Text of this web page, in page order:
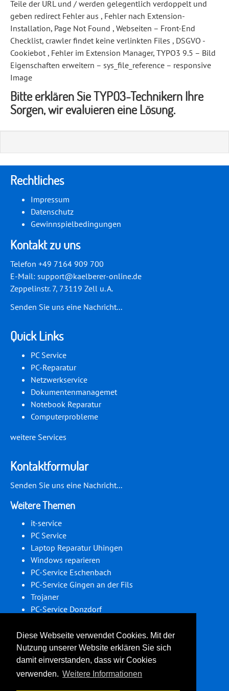
Diese Webseite verwendet Cookies. Mit der
Nutzung unserer Website erklären Sie sich
damit einverstanden, dass wir Cookies
verwenden. Weitere Informationen
Teile der URL und / werden gelegentlich verdoppelt und
geben redirect Fehler aus , Fehler nach Extension-
Installation, Page Not Found , Webseiten – Front-End
Checklist, crawler findet keine verlinkten Files , DSGVO -
Cookiebot , Fehler im Extension Manager, TYPO3 9.5 – Bild
Eigenschaften erweitern – sys_file_reference – responsive
Image
Bitte erklären Sie TYPO3-Technikern Ihre
Sorgen, wir evaluieren eine Lösung.
Rechtliches
Impressum
Datenschutz
Gewinnspielbedingungen
Kontakt zu uns
Telefon +49 7164 909 700
E-Mail: support@kaelberer-online.de
Zeppelinstr. 7, 73119 Zell u. A.
Senden Sie uns eine Nachricht...
Quick Links
PC Service
PC-Reparatur
Netzwerkservice
Dokumentenmanagemet
Notebook Reparatur
Computerprobleme
weitere Services
Kontaktformular
Senden Sie uns eine Nachricht...
Weitere Themen
it-service
PC Service
Laptop Reparatur Uhingen
Windows reparieren
PC-Service Eschenbach
PC-Service Gingen an der Fils
Trojaner
PC-Service Donzdorf
Computer Reparatur
Folgen Sie uns auf Social Media: